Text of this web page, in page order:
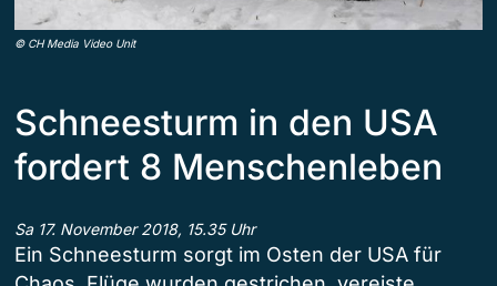
© CH Media Video Unit
Schneesturm in den USA
fordert 8 Menschenleben
Sa 17. November 2018, 15.35 Uhr
Ein Schneesturm sorgt im Osten der USA für